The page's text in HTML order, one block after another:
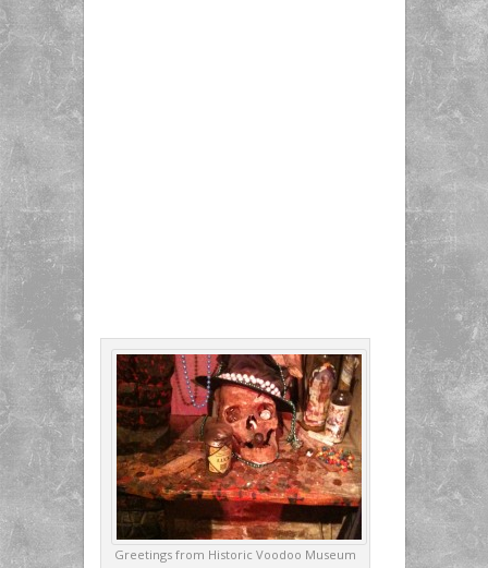
Greetings from Historic Voodoo Museum